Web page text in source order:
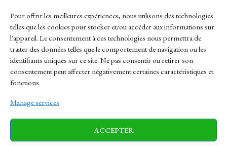
Pour offrir les meilleures expériences, nous utilisons des technologies
telles que les cookies pour stocker et/ou accéder aux informations sur
l'appareil. Le consentement à ces technologies nous permettra de
traiter des données telles que le comportement de navigation ou les
identifiants uniques sur ce site. Ne pas consentir ou retirer son
consentement peut affecter négativement certaines caractéristiques et
fonctions.
Manage services
ACCEPTER
Links
Contact
Sitemap
News Finance-Marches Politics
Business Tech Health Sports Travel